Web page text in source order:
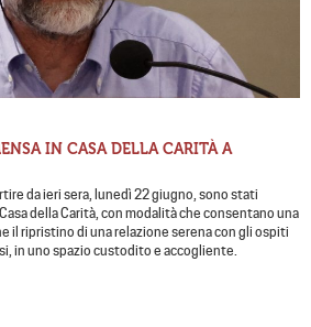
IN CASA DELLA CARITÀ A
da ieri sera, lunedì 22 giugno, sono stati
della Carità, con modalità che consentano una
il ripristino di una relazione serena con gli ospiti
in uno spazio custodito e accogliente.